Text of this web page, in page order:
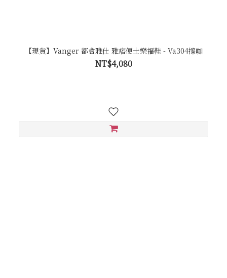
【現貨】Vanger 都會雅仕 雅痞便士樂福鞋 - Va304擦咖
NT$4,080